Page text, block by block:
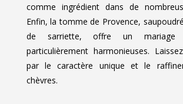
comme ingrédient dans de
Enfin, la tomme de Provence,
de sarriette, offre un mariage
particulièrement harmonieuses.
par le caractère unique et le
chèvres.